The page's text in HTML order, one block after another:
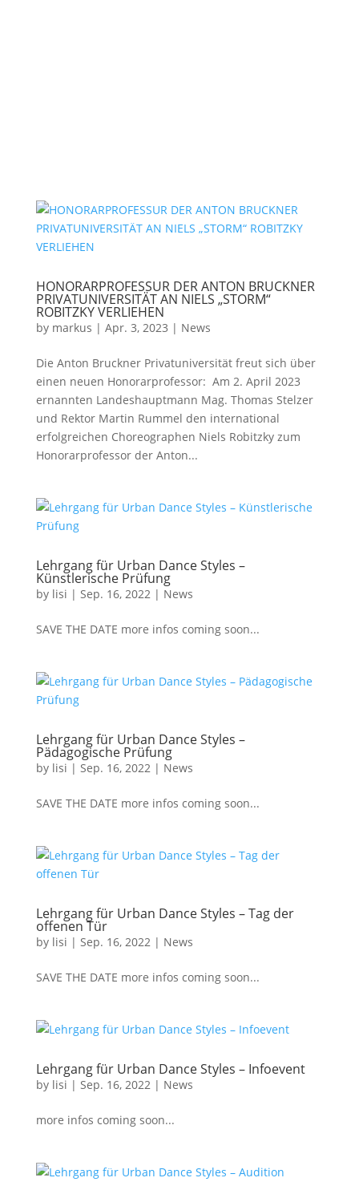
HONORARPROFESSUR DER ANTON BRUCKNER
PRIVATUNIVERSITÄT AN NIELS „STORM“
ROBITZKY VERLIEHEN
by markus | Apr. 3, 2023 | News
Die Anton Bruckner Privatuniversität freut sich über
einen neuen Honorarprofessor: Am 2. April 2023
ernannten Landeshauptmann Mag. Thomas Stelzer
und Rektor Martin Rummel den international
erfolgreichen Choreographen Niels Robitzky zum
Honorarprofessor der Anton...
Lehrgang für Urban Dance Styles –
Künstlerische Prüfung
by lisi | Sep. 16, 2022| News
SAVE THE DATE more infos coming soon...
Lehrgang für Urban Dance Styles –
Pädagogische Prüfung
by lisi | Sep. 16, 2022| News
SAVE THE DATE more infos coming soon...
Lehrgang für Urban Dance Styles – Tag der
offenen Tür
by lisi | Sep. 16, 2022| News
SAVE THE DATE more infos coming soon...
Lehrgang für Urban Dance Styles – Infoevent
by lisi | Sep. 16, 2022| News
more infos coming soon...